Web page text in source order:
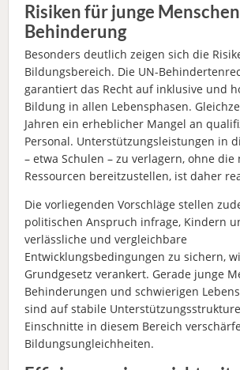
Risiken für junge
Behinderung
Besonders deutlich zeigen sich die
Bildungsbereich. Die UN-
garantiert das Recht auf inklusive und
Bildung in allen Lebensphasen.
Jahren ein erheblicher Mangel an
Personal. Unterstützungsleistungen in
– etwa Schulen – zu verlagern, ohne die
Ressourcen bereitzustellen, ist daher
Die vorliegenden Vorschläge stellen
politischen Anspruch infrage, Kindern
verlässliche und vergleichbare
Entwicklungsbedingungen zu sichern,
Grundgesetz verankert. Gerade junge
Behinderungen und schwierigen
sind auf stabile
Einschnitte in diesem Bereich
Bildungsungleichheiten.